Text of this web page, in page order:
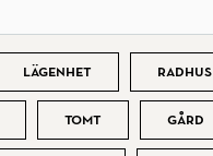
Lägenhet Radhus
Tomt Gård